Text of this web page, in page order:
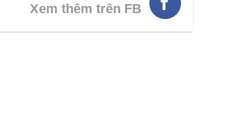
Xem thêm trên FB